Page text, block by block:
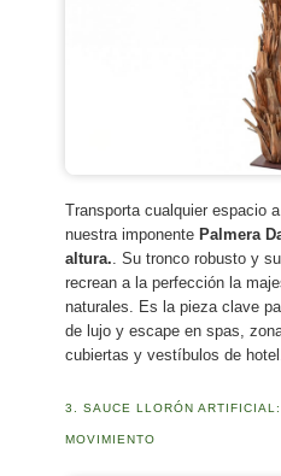
Transporta cualquier espacio
nuestra imponente Palmera
altura. . Su tronco robusto y
recrean a la perfección la
naturales. Es la pieza clave
de lujo y escape en spas,
cubiertas y vestíbulos de hotel.
3. SAUCE LLORÓN
MOVIMIENTO